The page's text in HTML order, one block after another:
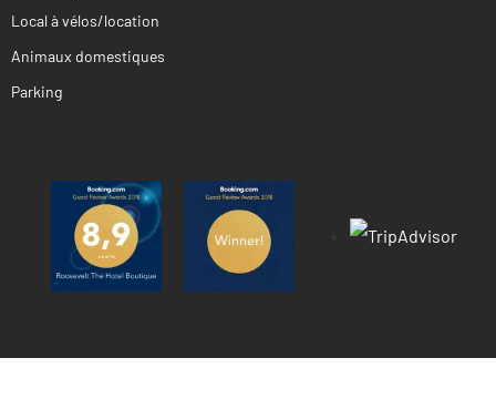
Local à vélos/location
Animaux domestiques
Parking